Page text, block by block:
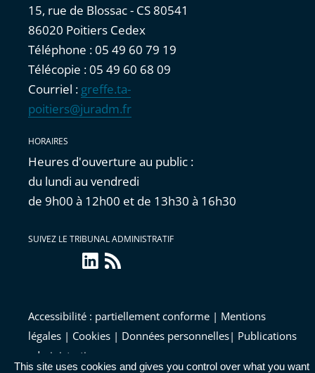
This site uses cookies and gives you control over what you want
15, rue de Blossac - CS 80541
86020 Poitiers Cedex
Téléphone : 05 49 60 79 19
Télécopie : 05 49 60 68 09
Courriel : greffe.ta-
poitiers@juradm.fr
HORAIRES
Heures d'ouverture au public :
du lundi au vendredi
de 9h00 à 12h00 et de 13h30 à 16h30
SUIVEZ LE TRIBUNAL ADMINISTRATIF
linkedin
Flux
RSS
Accessibilité : partiellement conforme | Mentions
légales | Cookies | Données personnelles| Publications
administratives